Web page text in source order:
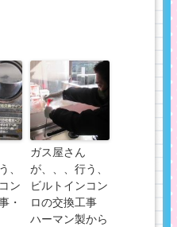
、
ン
・
ガス屋さん
が、、、行う、
ビルトインコン
ロの交換工事
ハーマン製から